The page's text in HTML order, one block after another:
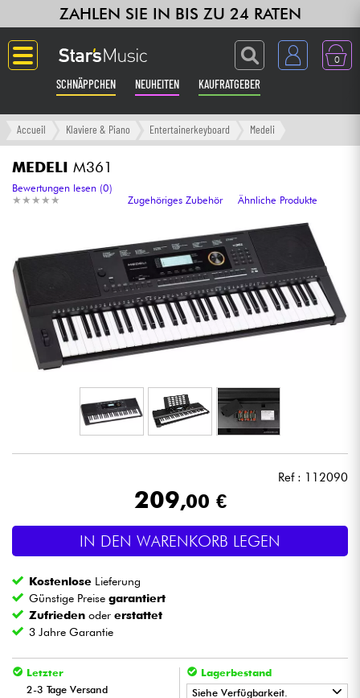
ZAHLEN SIE IN BIS ZU 24 RATEN
0
SCHNÄPPCHEN NEUHEITEN KAUFRATGEBER
Langue
Gitarre & Bass
Verstärker & Effekte
Klaviere & Piano
Synths & samplers
Studio
Mikros
Licht
Drums
Blasinstrumente
Violinen & Quartett
Accueil Klaviere & Piano Entertainerkeyboard Medeli
MEDELI M361
★ ★ ★ ★ ★
★ ★ ★ ★ ★
Bewertungen lesen (0)
Zugehöriges Zubehör
Ähnliche Produkte
Ref : 112090
209,00 €
IN DEN WARENKORB LEGEN
Kostenlose Lieferung
Günstige Preisegarantiert
Zufrieden odererstattet
3 Jahre Garantie
Letzter
2-3 Tage Versand
Lagerbestand
Siehe Verfügbarkeit.